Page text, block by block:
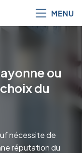
MENU
ou
du
nécessite de
réputation du